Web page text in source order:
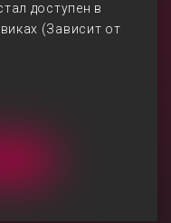
доступен в
(Зависит от